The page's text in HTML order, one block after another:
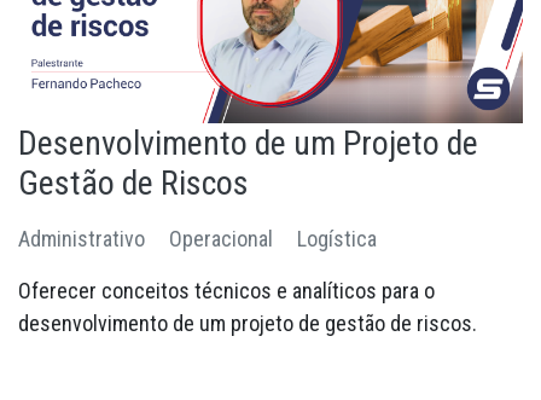
Desenvolvimento de um Projeto de
Gestão de Riscos
Administrativo Operacional Logística
Oferecer conceitos técnicos e analíticos para o
desenvolvimento de um projeto de gestão de riscos.